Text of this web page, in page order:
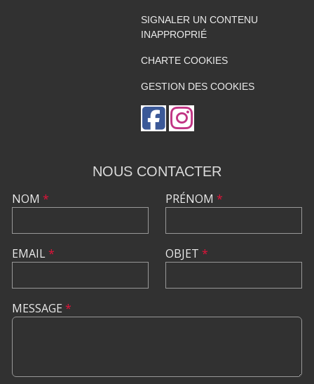
SIGNALER UN CONTENU
INAPPROPRIÉ
CHARTE COOKIES
GESTION DES COOKIES
NOUS CONTACTER
NOM *
EMAIL*
PRÉNOM *
OBJET *
MESSAGE *